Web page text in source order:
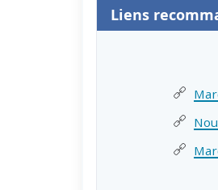
Liens